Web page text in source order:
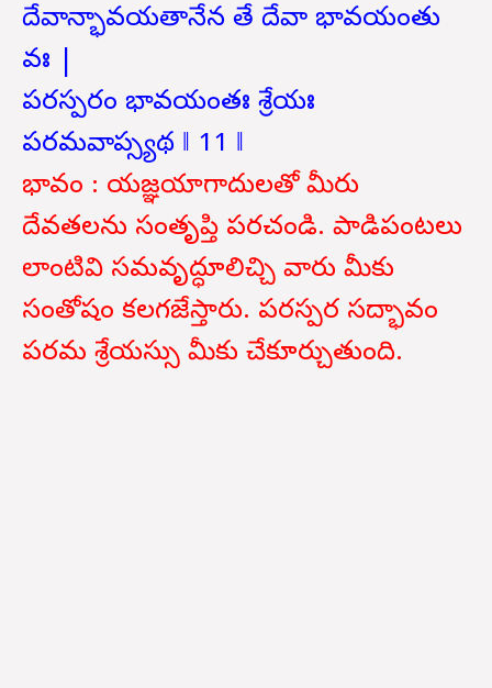
దేవాన్భావయతానేన తే దేవా భావయంతు
వః |
పరస్పరం భావయంతః శ్రేయః
పరమవాప్స్యథ ‖ 11 ‖
భావం : యజ్ఞయాగాదులతో మీరు
దేవతలను సంతృప్తి పరచండి. పాడిపంటలు
లాంటివి సమవృద్ధూలిచ్చి వారు మీకు
సంతోషం కలగజేస్తారు. పరస్పర సద్భావం
పరమ శ్రేయస్సు మీకు చేకూర్చుతుంది.